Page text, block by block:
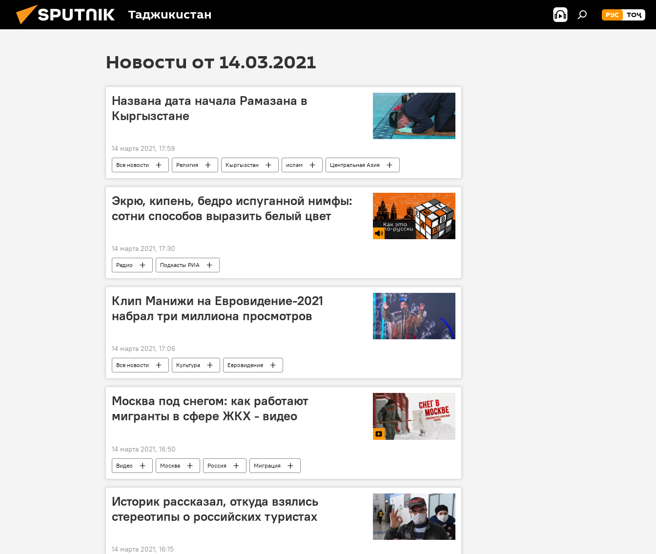
Таджикистан РУС ТОҶ
Новости от 14.03.2021
Названа дата начала Рамазана в
Кыргызстане
14 марта 2021, 17:59
Все новости Религия Кыргызстан ислам
Центральная Азия
Священный месяц Рамадан - 2026
Экрю, кипень, бедро испуганной нимфы:
сотни способов выразить белый цвет
14 марта 2021, 17:30
Радио Подкасты РИА
Клип Манижи на Евровидение-2021
набрал три миллиона просмотров
14 марта 2021, 17:06
Все новости Культура
Евровидение
Евровидение - 2022: все выступления и результаты
Манижа Сангин
Москва под снегом: как работают
мигранты в сфере ЖКХ - видео
14 марта 2021, 16:50
Видео Москва Россия Миграция
Историк рассказал, откуда взялись
стереотипы о российских туристах
14 марта 2021, 16:15